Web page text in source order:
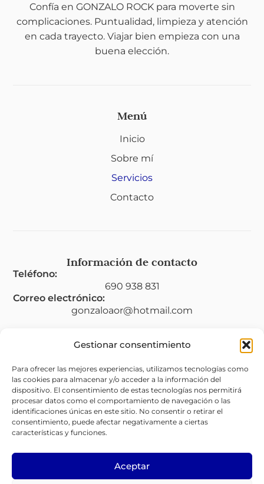
Gestionar consentimiento
Para ofrecer las mejores experiencias, utilizamos tecnologías como
las cookies para almacenar y/o acceder a la información del
dispositivo. El consentimiento de estas tecnologías nos permitirá
procesar datos como el comportamiento de navegación o las
identificaciones únicas en este sitio. No consentir o retirar el
consentimiento, puede afectar negativamente a ciertas
características y funciones.
Aceptar
Confía en GONZALO ROCK para moverte sin
complicaciones. Puntualidad, limpieza y atención
en cada trayecto. Viajar bien empieza con una
buena elección.
Menú
Inicio
Sobre mí
Servicios
Contacto
Información de contacto
Teléfono:
690 938 831
Correo electrónico:
gonzaloaor@hotmail.com
Legal
Aviso legal
Política de privacidad
Política de cookies (UE)